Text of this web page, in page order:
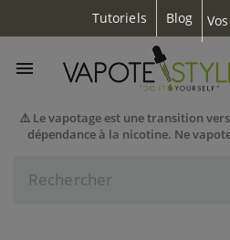
Tutoriels Blog
⚠️ Le vapotage est une transition
dépendance à la nicotine. Ne
